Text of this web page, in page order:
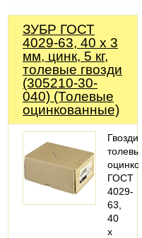
ЗУБР ГОСТ
4029-63, 40 x 3
мм, цинк, 5 кг,
толевые гвозди
(305210-30-
040) (Толевые
оцинкованные)
Гвозди
толевые
ГОСТ
4029-
63,
40
х